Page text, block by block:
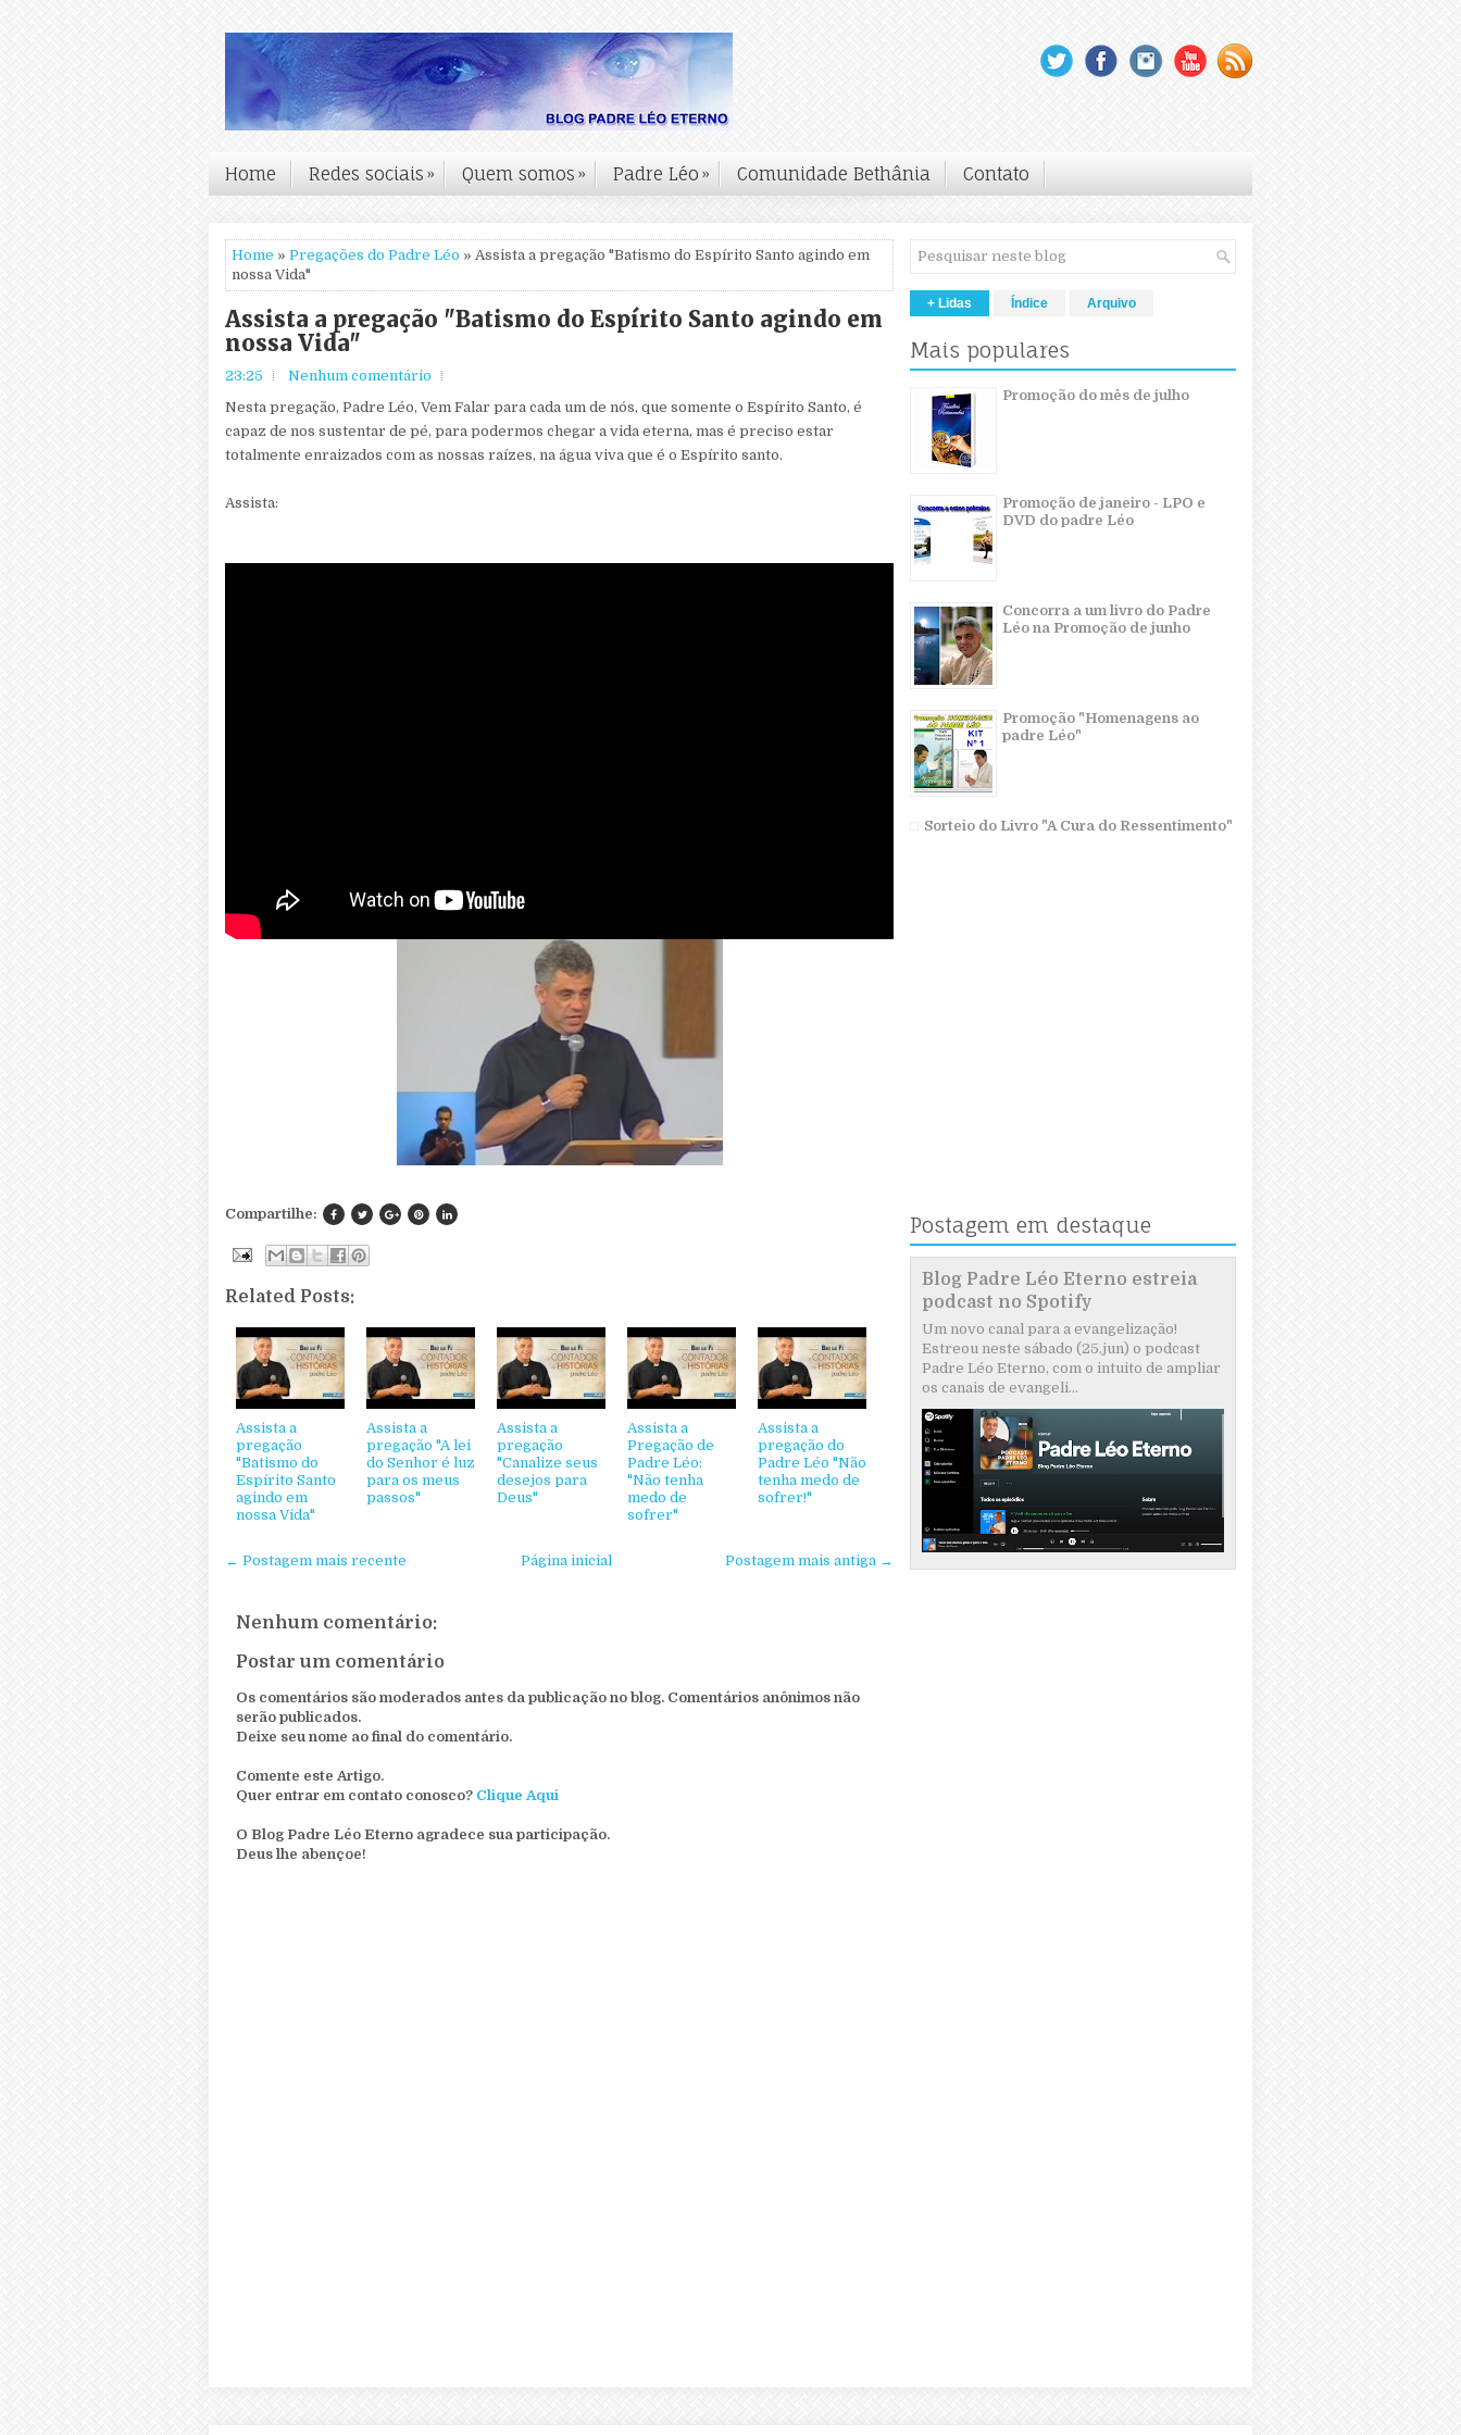
Home Redes sociais » Quem somos » Padre Léo » Comunidade Bethânia Contato
Home » Pregações do Padre Léo » Assista a pregação "Batismo do Espírito Santo agindo em
nossa Vida"
Assista a pregação "Batismo do Espírito Santo agindo em
nossa Vida"
23:25
Nenhum comentário
Nesta pregação, Padre Léo, Vem Falar para cada um de nós, que somente o Espírito Santo, é
capaz de nos sustentar de pé, para podermos chegar a vida eterna, mas é preciso estar
totalmente enraizados com as nossas raízes, na água viva que é o Espírito santo.
Assista:
Compartilhe:
Related Posts:
Assista a
pregação
"Batismo do
Espírito Santo
agindo em
nossa Vida"
Assista a
pregação "A lei
do Senhor é luz
para os meus
passos"
Assista a
pregação
"Canalize seus
desejos para
Deus"
Assista a
Pregação de
Padre Léo:
"Não tenha
medo de
sofrer"
Assista a
pregação do
Padre Léo "Não
tenha medo de
sofrer!"
← Postagem mais recente Postagem mais antiga →
Página inicial
Nenhum comentário:
Postar um comentário
Os comentários são moderados antes da publicação no blog. Comentários anônimos não
serão publicados.
Deixe seu nome ao final do comentário.
Comente este Artigo.
Quer entrar em contato conosco? Clique Aqui
O Blog Padre Léo Eterno agradece sua participação.
Deus lhe abençoe!
+ Lidas Índice Arquivo
Mais populares
Promoção do mês de julho
Promoção de janeiro - LPO e
DVD do padre Léo
Concorra a um livro do Padre
Léo na Promoção de junho
Promoção "Homenagens ao
padre Léo"
Sorteio do Livro "A Cura do Ressentimento"
Postagem em destaque
Blog Padre Léo Eterno estreia
podcast no Spotify
Um novo canal para a evangelização!
Estreou neste sábado (25.jun) o podcast
Padre Léo Eterno, com o intuito de ampliar
os canais de evangeli...